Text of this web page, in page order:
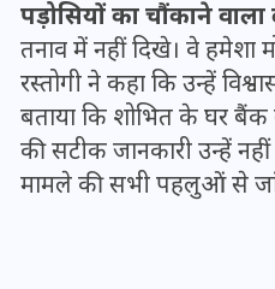
पड़ोसियों का चौंकाने
तनाव में नहीं दिखे। वे हमेशा
रस्तोगी ने कहा कि उन्हें
बताया कि शोभित के घर
की सटीक जानकारी उन्हें
मामले की सभी पहलुओं से
जिस कमरे में
के बीते 4
हुए बृजभूषण
तपकर बना